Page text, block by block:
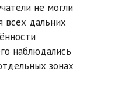
не могли
всех дальних
наблюдались
зонах